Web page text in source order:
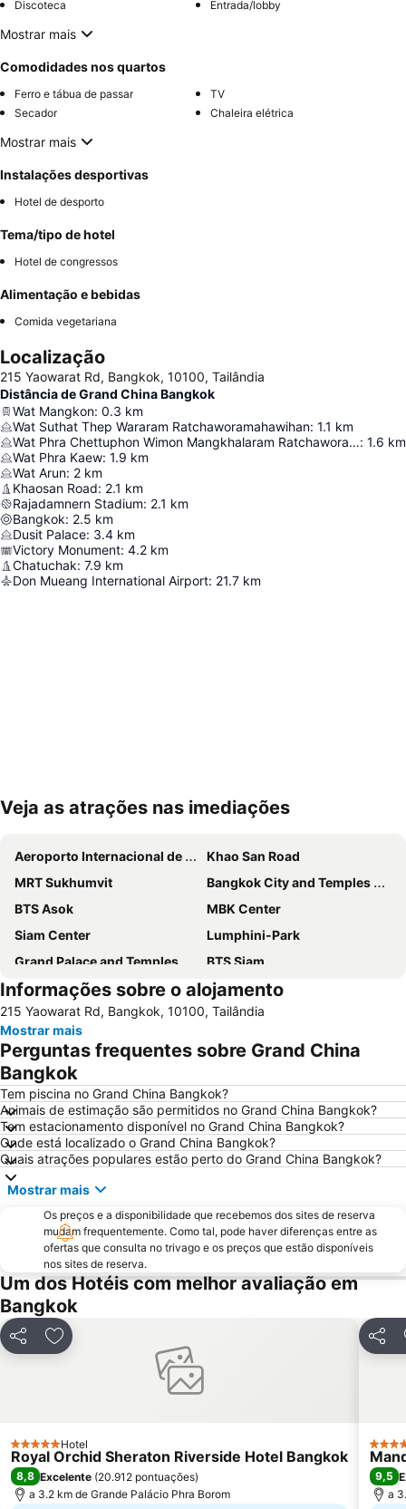
Discoteca Entrada/lobby
Mostrar mais
Comodidades nos quartos
Ferro e tábua de passar
TV
Secador
Chaleira elétrica
Mostrar mais
Instalações desportivas
Hotel de desporto
Tema/tipo de hotel
Hotel de congressos
Alimentação e bebidas
Comida vegetariana
Localização
215 Yaowarat Rd, Bangkok, 10100, Tailândia
Distância de Grand China Bangkok
Wat Mangkon: 0.3 km
Wat Suthat Thep Wararam Ratchaworamahawihan: 1.1 km
Wat Phra Chettuphon Wimon Mangkhalaram Ratchaworamahawihan: 1.6 km
Wat Phra Kaew: 1.9 km
Wat Arun: 2 km
Khaosan Road: 2.1 km
Rajadamnern Stadium: 2.1 km
Bangkok: 2.5 km
Dusit Palace: 3.4 km
Victory Monument: 4.2 km
Chatuchak: 7.9 km
Don Mueang International Airport: 21.7 km
Ampliar mapa
Veja as atrações nas imediações
Aeroporto Internacional de Suvarnabhumi
Khao San Road
MRT Sukhumvit
Bangkok City and Temples Tour
BTS Asok
MBK Center
Siam Center
Lumphini-Park
Grand Palace and Temples and City Tour
BTS Siam
BTS Phaya Thai
Yaowarat
The Platinum Fashion
BTS Nana
Bangkok's Grand Palace Complex and Wat Phra Kaew
Aeroporto Don Mueang
Siam Square
Grande Palácio Phra Borom
Wat Arun
Chatuchak Market
Chao Phraya River and Bangkok Waterways Cruise including Wat Arun
BTS Ratchathewi
BTS Ekkamai
MRT Bang Rak Yai
BTS Phrom Phong
Phra Pathom Chedi
WEDDING EXPO
THAILAND INTERNATIONAL MOTOR EXPO
MRT Si Lom
BTS Ari
BTS Bang Wa
MRT Thailand Cultural Centre
Bangkok Port
MOLDEX
Sugar Asia
Informações sobre o alojamento
215 Yaowarat Rd, Bangkok, 10100, Tailândia
Mostrar mais
Perguntas frequentes sobre Grand China
Bangkok
Tem piscina no Grand China Bangkok?
Animais de estimação são permitidos no Grand China Bangkok?
Tem estacionamento disponível no Grand China Bangkok?
Onde está localizado o Grand China Bangkok?
Quais atrações populares estão perto do Grand China Bangkok?
Mostrar mais
Os preços e a disponibilidade que recebemos dos sites de reserva
mudam frequentemente. Como tal, pode haver diferenças entre as
ofertas que consulta no trivago e os preços que estão disponíveis
nos sites de reserva.
Um dos Hotéis com melhor avaliação em
Bangkok
PartilharAdicionar aos favoritos
5 EstrelasHotel
Royal Orchid Sheraton Riverside Hotel Bangkok
8,8 Excelente (20.912 pontuações)
a 3.2 km de Grande Palácio Phra Borom
5
9,5
a